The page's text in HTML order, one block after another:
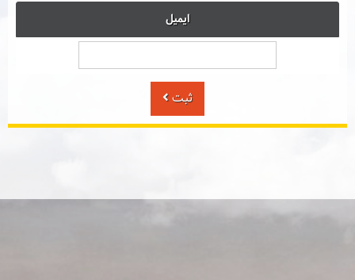
ایمیل
ثبت